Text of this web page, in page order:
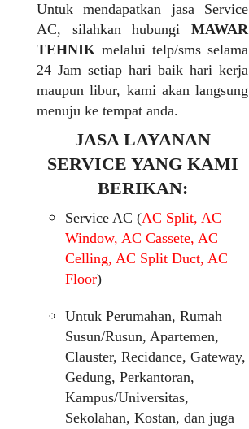
Untuk mendapatkan jasa Service
AC, silahkan hubungi MAWAR
TEHNIK melalui telp/sms selama
24 Jam setiap hari baik hari kerja
maupun libur, kami akan langsung
menuju ke tempat anda.
JASA LAYANAN
SERVICE YANG KAMI
BERIKAN:
Service AC (AC Split, AC
Window, AC Cassete, AC
Celling, AC Split Duct, AC
Floor)
Untuk Perumahan, Rumah
Susun/Rusun, Apartemen,
Clauster, Recidance, Gateway,
Gedung, Perkantoran,
Kampus/Universitas,
Sekolahan, Kostan, dan juga